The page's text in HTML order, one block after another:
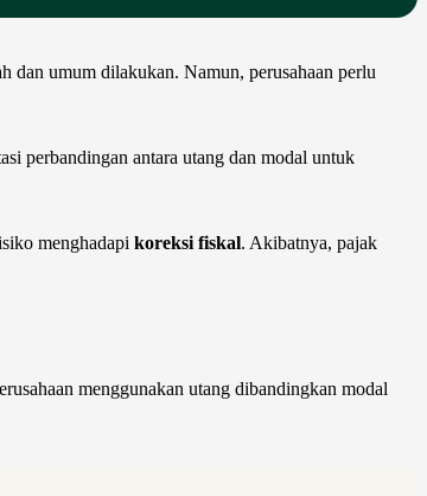
dan umum dilakukan. Namun, perusahaan perlu
perbandingan antara utang dan modal untuk
menghadapi koreksi fiskal. Akibatnya, pajak
menggunakan utang dibandingkan modal